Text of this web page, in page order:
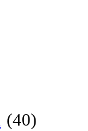
(40)